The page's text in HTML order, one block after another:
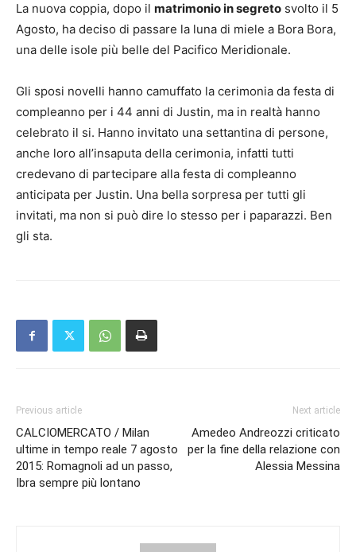
La nuova coppia, dopo il matrimonio in segreto svolto il 5
Agosto, ha deciso di passare la luna di miele a Bora Bora,
una delle isole più belle del Pacifico Meridionale.
Gli sposi novelli hanno camuffato la cerimonia da festa di
compleanno per i 44 anni di Justin, ma in realtà hanno
celebrato il si. Hanno invitato una settantina di persone,
anche loro all’insaputa della cerimonia, infatti tutti
credevano di partecipare alla festa di compleanno
anticipata per Justin. Una bella sorpresa per tutti gli
invitati, ma non si può dire lo stesso per i paparazzi. Ben
gli sta.
Previous article
CALCIOMERCATO / Milan
ultime in tempo reale 7 agosto
2015: Romagnoli ad un passo,
Ibra sempre più lontano
Next article
Amedeo Andreozzi criticato
per la fine della relazione con
Alessia Messina